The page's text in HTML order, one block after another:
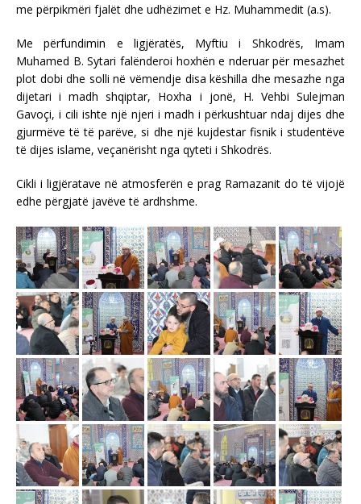
me përpikmëri fjalët dhe udhëzimet e Hz. Muhammedit (a.s).
Me përfundimin e ligjëratës, Myftiu i Shkodrës, Imam
Muhamed B. Sytari falënderoi hoxhën e nderuar për mesazhet
plot dobi dhe solli në vëmendje disa këshilla dhe mesazhe nga
dijetari i madh shqiptar, Hoxha i jonë, H. Vehbi Sulejman
Gavoçi, i cili ishte një njeri i madh i përkushtuar ndaj dijes dhe
gjurmëve të të parëve, si dhe një kujdestar fisnik i studentëve
të dijes islame, veçanërisht nga qyteti i Shkodrës.
Cikli i ligjëratave në atmosferën e prag Ramazanit do të vijojë
edhe përgjatë javëve të ardhshme.